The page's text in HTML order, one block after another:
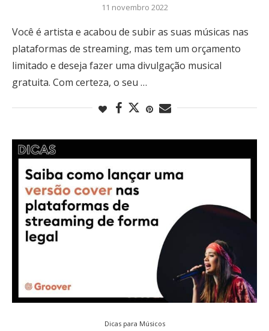
11 novembro 2022
Você é artista e acabou de subir as suas músicas nas
plataformas de streaming, mas tem um orçamento
limitado e deseja fazer uma divulgação musical
gratuita. Com certeza, o seu …
Dicas para Músicos